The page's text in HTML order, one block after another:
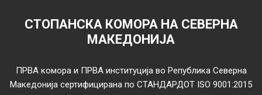
СТОПАНСКА КОМОРА НА СЕВЕРНА
МАКЕДОНИЈА
ПРВА комора и ПРВА институција во Република Северна
Македонија сертифицирана по СТАНДАРДОТ ISO 9001:2015